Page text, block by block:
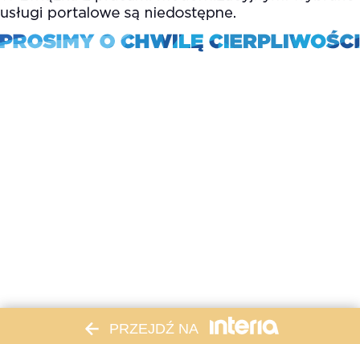
PRZEJDŹ NA